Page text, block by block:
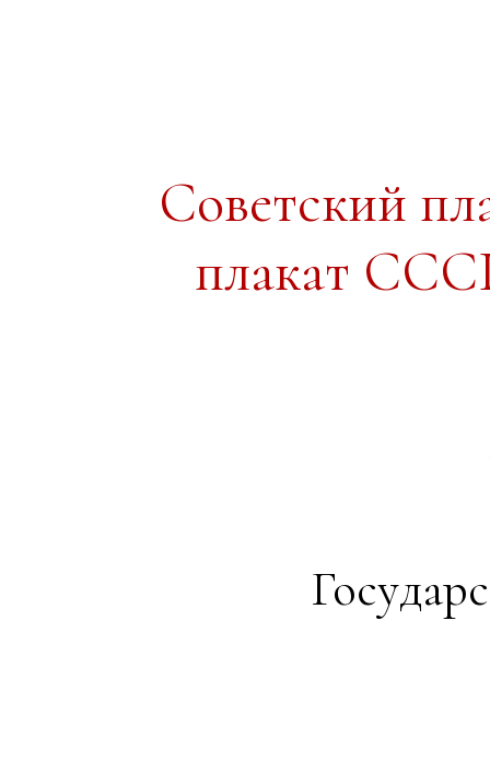
Советский
плакат